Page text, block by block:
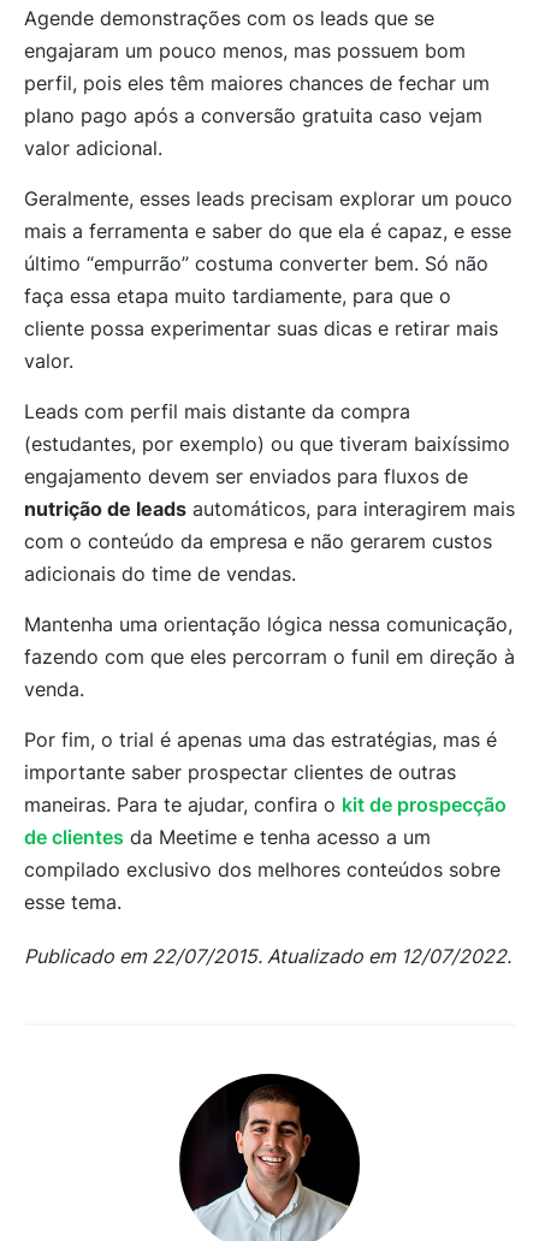
Agende demonstrações com os leads que se
engajaram um pouco menos, mas possuem bom
perfil, pois eles têm maiores chances de fechar um
plano pago após a conversão gratuita caso vejam
valor adicional.
Geralmente, esses leads precisam explorar um pouco
mais a ferramenta e saber do que ela é capaz, e esse
último “empurrão” costuma converter bem. Só não
faça essa etapa muito tardiamente, para que o
cliente possa experimentar suas dicas e retirar mais
valor.
Leads com perfil mais distante da compra
(estudantes, por exemplo) ou que tiveram baixíssimo
engajamento devem ser enviados para fluxos de
nutrição de leads automáticos, para interagirem mais
com o conteúdo da empresa e não gerarem custos
adicionais do time de vendas.
Mantenha uma orientação lógica nessa comunicação,
fazendo com que eles percorram o funil em direção à
venda.
Por fim, o trial é apenas uma das estratégias, mas é
importante saber prospectar clientes de outras
maneiras. Para te ajudar, confira o kit de prospecção
de clientes da Meetime e tenha acesso a um
compilado exclusivo dos melhores conteúdos sobre
esse tema.
Publicado em 22/07/2015. Atualizado em 12/07/2022.